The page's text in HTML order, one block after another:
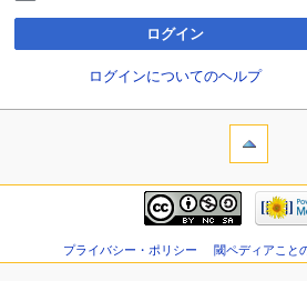
移
ログイン
ログインについてのヘルプ
プライバシー・ポリシー 閾ペディアこと